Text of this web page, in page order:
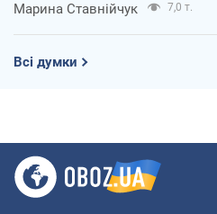
Марина Ставнійчук 7,0 т.
Всі думки